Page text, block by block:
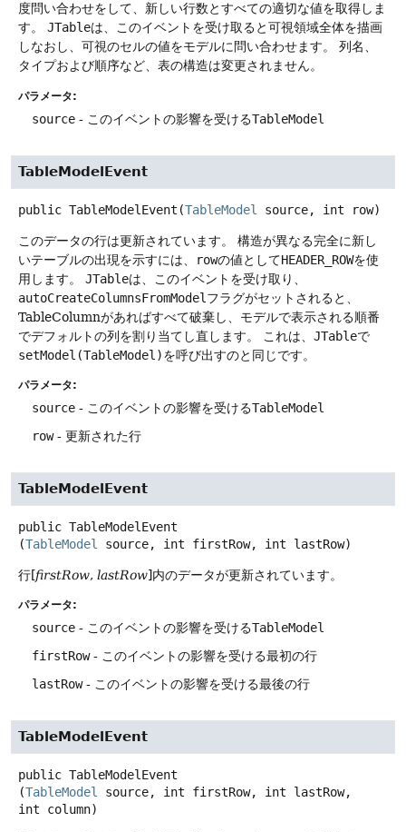
度問い合わせをして、新しい行数とすべての適切な値を取得しま
す。
JTableは、このイベントを受け取ると可視領域全体を描画
しなおし、可視のセルの値をモデルに問い合わせます。
列名、
タイプおよび順序など、表の構造は変更されません。
パラメータ:
source - このイベントの影響を受けるTableModel
TableModelEvent
public TableModelEvent (TableModel source, int row)
このデータの行は更新されています。
構造が異なる完全に新し
いテーブルの出現を示すには、
rowの値としてHEADER_ROWを使
用します。
JTableは、このイベントを受け取り、
autoCreateColumnsFromModel フラグがセットされると、
TableColumnがあればすべて破棄し、モデルで表示される順番
でデフォルトの列を割り当てし直します。
これは、 JTableで
setModel(TableModel)を呼び出すのと同じです。
パラメータ:
source - このイベントの影響を受けるTableModel
row- 更新された行
TableModelEvent
public TableModelEvent
(TableModel source, int firstRow, int lastRow)
行[firstRow, lastRow]内のデータが更新されています。
パラメータ:
source - このイベントの影響を受けるTableModel
firstRow- このイベントの影響を受ける最初の行
lastRow- このイベントの影響を受ける最後の行
TableModelEvent
public TableModelEvent
(TableModel source, int firstRow, int lastRow,
int column)